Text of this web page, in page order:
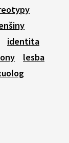
identita
lesba